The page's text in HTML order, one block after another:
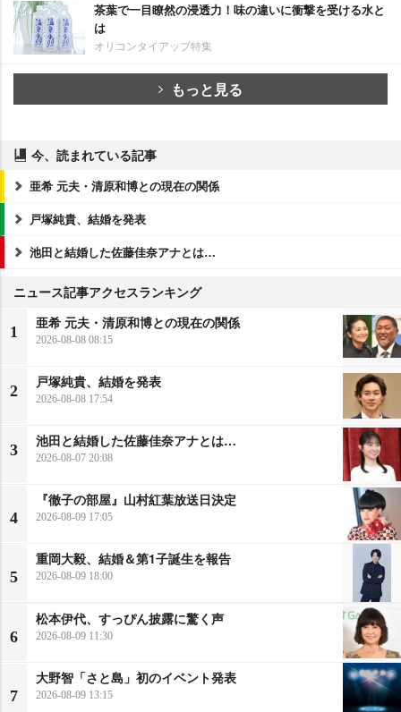
茶葉で一目瞭然の浸透力！味の違いに衝撃を受ける水と
は
オリコンタイアップ特集
もっと見る
今、読まれている記事
亜希 元夫・清原和博との現在の関係
戸塚純貴、結婚を発表
池田と結婚した佐藤佳奈アナとは…
ニュース記事アクセスランキング
1
亜希 元夫・清原和博との現在の関係
2026-08-08 08:15
2
戸塚純貴、結婚を発表
2026-08-08 17:54
3
池田と結婚した佐藤佳奈アナとは…
2026-08-07 20:08
4
『徹子の部屋』山村紅葉放送日決定
2026-08-09 17:05
5
重岡大毅、結婚＆第1子誕生を報告
2026-08-09 18:00
6
松本伊代、すっぴん披露に驚く声
2026-08-09 11:30
7
大野智「さと島」初のイベント発表
2026-08-09 13:15